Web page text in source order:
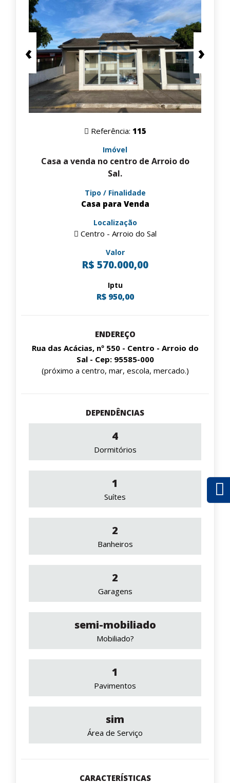
‹ ›
Referência: 115
Imóvel
Casa a venda no centro de Arroio do
Sal.
Tipo / Finalidade
Casa para Venda
Localização
Centro - Arroio do Sal
Valor
R$ 570.000,00
Iptu
R$ 950,00
ENDEREÇO
Rua das Acácias, nº 550 - Centro - Arroio do
Sal - Cep: 95585-000
(próximo a centro, mar, escola, mercado.)
DEPENDÊNCIAS
4
Dormitórios
1
Suítes
2
Banheiros
2
Garagens
semi-mobiliado
Mobiliado?
1
Pavimentos
sim
Área de Serviço
CARACTERÍSTICAS